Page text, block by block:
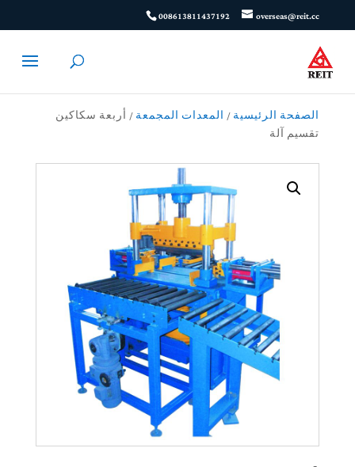
008613811437192 overseas@reit.cc
الصفحة الرئيسية / المعدات المجمعة / أربعة سكاكين
تقسيم آلة